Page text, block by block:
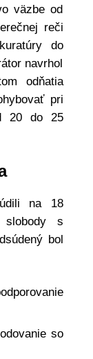
väzbe od
reči
do
navrhol
odňatia
pri
20 do 25
na 18
s
bol
so